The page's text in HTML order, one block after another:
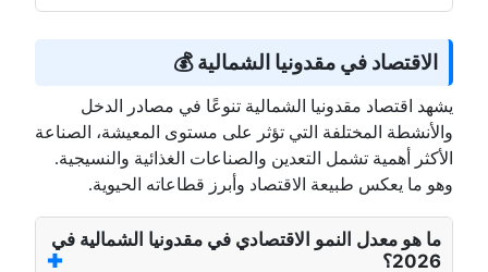
الاقتصاد في مقدونيا الشمالية 💰
يشهد اقتصاد مقدونيا الشمالية تنوعًا في مصادر الدخل
والأنشطة المختلفة التي تؤثر على مستوى المعيشة، الصناعة
الأكثر أهمية تشمل التعدين والصناعات الغذائية والنسيجية.
وهو ما يعكس طبيعة الاقتصاد وأبرز قطاعاته الحيوية.
ما هو معدل النمو الاقتصادي في مقدونيا الشمالية في
2026؟